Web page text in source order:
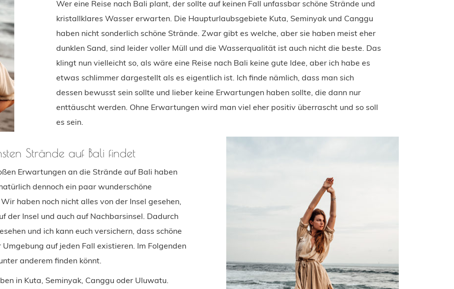
Wer eine Reise nach Bali plant, der sollte auf keinen Fall unfassbar schöne Strände und
kristallklares Wasser erwarten. Die Haupturlaubsgebiete Kuta, Seminyak und Canggu
haben nicht sonderlich schöne Strände. Zwar gibt es welche, aber sie haben meist eher
dunklen Sand, sind leider voller Müll und die Wasserqualität ist auch nicht die beste. Das
klingt nun vielleicht so, als wäre eine Reise nach Bali keine gute Idee, aber ich habe es
etwas schlimmer dargestellt als es eigentlich ist. Ich finde nämlich, dass man sich
dessen bewusst sein sollte und lieber keine Erwartungen haben sollte, die dann nur
enttäuscht werden. Ohne Erwartungen wird man viel eher positiv überrascht und so soll
es sein.
Strände auf Bali findet
Erwartungen an die Strände auf Bali haben
dennoch ein paar wunderschöne
haben noch nicht alles von der Insel gesehen,
der Insel und auch auf Nachbarsinsel. Dadurch
und ich kann euch versichern, dass schöne
auf jeden Fall existieren. Im Folgenden
anderem finden könnt.
in Kuta, Seminyak, Canggu oder Uluwatu.